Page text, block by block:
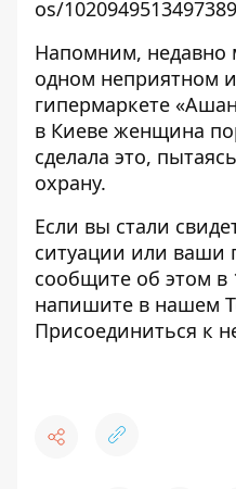
os/
Напомним,
одном неприятном
гипермаркете
в Киеве женщина
сделала это,
охрану.
Если вы стали
ситуации или ваши
сообщите об этом в
напишите в нашем
Присоединиться к